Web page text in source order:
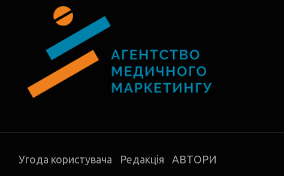
Угода користувача Редакція АВТОРИ